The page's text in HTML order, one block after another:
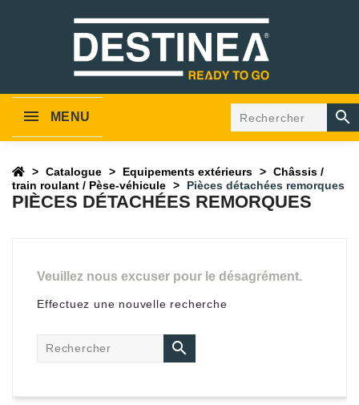
MENU 
Catalogue Equipements extérieurs
Châssis /
train roulant / Pèse-véhicule
Pièces détachées remorques
PIÈCES DÉTACHÉES REMORQUES
Veuillez nous excuser pour le désagrément.
Effectuez une nouvelle recherche
